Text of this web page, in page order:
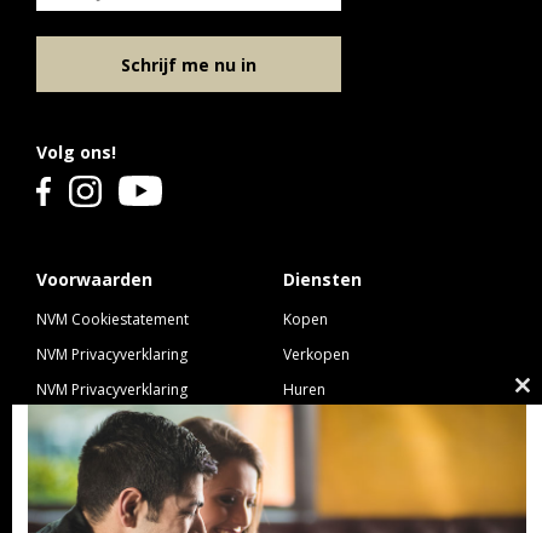
Voorwaarden
NVM Cookiestatement
NVM Privacyverklaring
NVM Privacyverklaring
Nieuwbouw
NVM Voorwaarden Consument
NVM Voorwaarden
Professionele Opdrachtgevers
Diensten
Kopen
Verkopen
Huren
Hypotheek
Volg ons!
Schrijf me nu in